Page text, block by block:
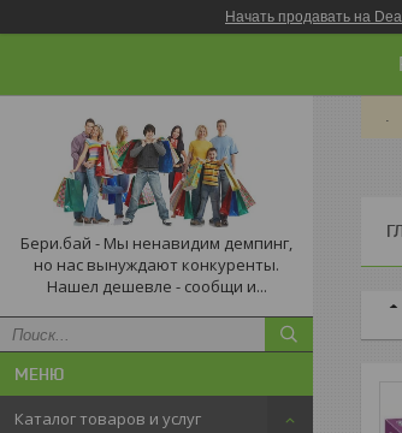
Начать продавать на
Бери.бай - Мы ненавидим демпинг,
но нас вынуждают конкуренты.
Нашел дешевле - сообщи и...
Каталог товаров и услуг
.